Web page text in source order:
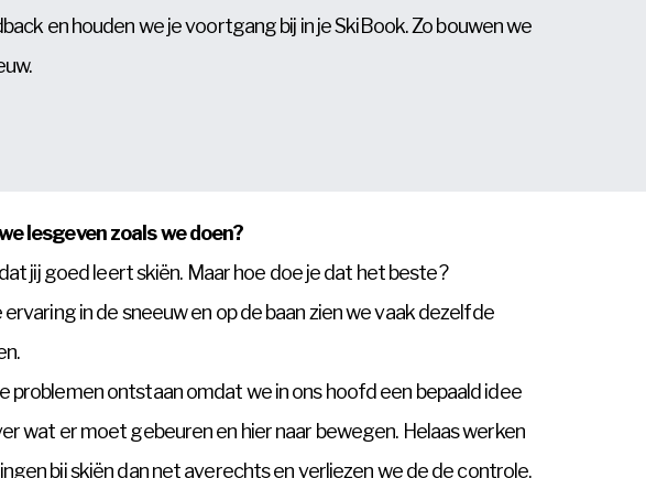
en houden we je voortgang bij in je SkiBook. Zo bouwen we
lesgeven zoals we doen?
jij goed leert skiën. Maar hoe doe je dat het beste?
ervaring in de sneeuw en op de baan zien we vaak dezelfde
problemen ontstaan omdat we in ons hoofd een bepaald idee
wat er moet gebeuren en hier naar bewegen. Helaas werken
bij skiën dan net averechts en verliezen we de de controle.